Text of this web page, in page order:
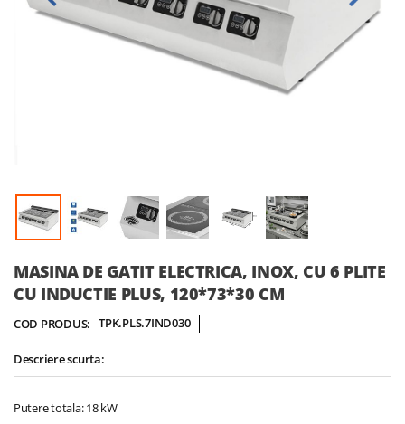
Skip
to
the
beginning
the
images
MASINA DE GATIT ELECTRICA, INOX, CU 6 PLITE
CU INDUCTIE PLUS, 120*73*30 CM
COD PRODUS: TPK.PLS.7IND030
Descriere scurta:
Putere totala: 18 kW